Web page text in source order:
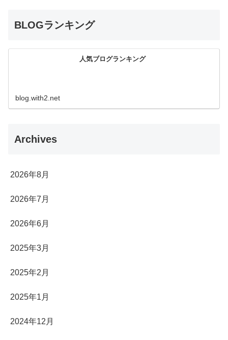
BLOGランキング
人気ブログランキング
blog.with2.net
Archives
2026年8月
2026年7月
2026年6月
2025年3月
2025年2月
2025年1月
2024年12月